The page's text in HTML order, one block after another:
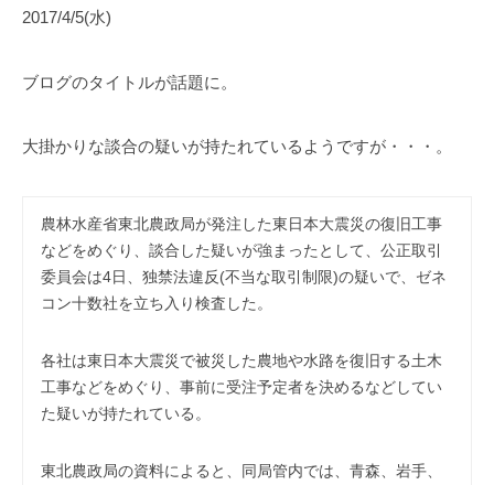
宏
事
2017/4/5(水)
ブログのタイトルが話題に。
大掛かりな談合の疑いが持たれているようですが・・・。
農林水産省東北農政局が発注した東日本大震災の復旧工事
などをめぐり、談合した疑いが強まったとして、公正取引
委員会は4日、独禁法違反(不当な取引制限)の疑いで、ゼネ
コン十数社を立ち入り検査した。
各社は東日本大震災で被災した農地や水路を復旧する土木
工事などをめぐり、事前に受注予定者を決めるなどしてい
た疑いが持たれている。
東北農政局の資料によると、同局管内では、青森、岩手、